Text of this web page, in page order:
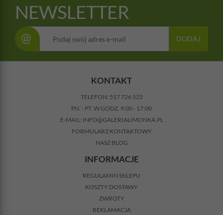
NEWSLETTER
@ DODAJ
KONTAKT
TELEFON: 517 726 522
PN. - PT. W GODZ. 9:00 - 17:00
E-MAIL: INFO@GALERIALIMONKA.PL
FORMULARZ KONTAKTOWY
NASZ BLOG
INFORMACJE
REGULAMIN SKLEPU
KOSZTY DOSTAWY
ZWROTY
REKLAMACJA